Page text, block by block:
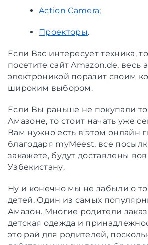
Action Camera;
Проекторы.
Если Вас интересует техника,
посетите сайт Amazon.de, весь
электроникой поразит своим
широким выбором.
Если Вы раньше не покупали
Амазоне, то стоит начать уже
Вам нужно есть в этом онлайн
благодаря myMeest, все
закажете, будут доставлены
Узбекистану.
Ну и конечно мы не забыли о
детей. Один из самых
Амазон. Многие родители
детская одежда и
это рай для родителей,